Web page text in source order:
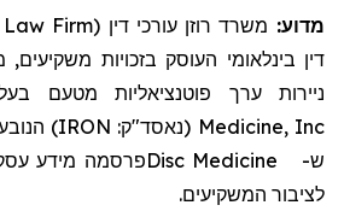
מדוע: משרד רוזן עורכי דין (Law Firm
דין בינלאומי העוסק בזכויות
ניירות ערך פוטנציאליות מטעם
Medicine, Inc (נאסד"ק: IRON
)
ש-
Disc Medicineפרסמה מידע
לציבור המשקיעים.